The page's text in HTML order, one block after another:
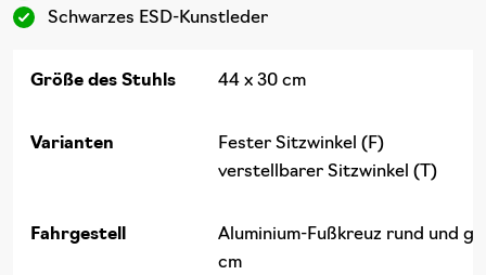
Schwarzes ESD-Kunstleder
Größe des Stuhls 44 x 30 cm
Varianten
Fester Sitzwinkel (F)
verstellbarer Sitzwinkel (T)
Fahrgestell
Aluminium-Fußkreuz rund und
cm